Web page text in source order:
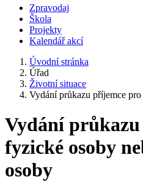
Zpravodaj
Škola
Projekty
Kalendář akcí
Úvodní stránka
Úřad
Životní situace
Vydání průkazu příjemce
Vydání
fyzické osoby
osoby